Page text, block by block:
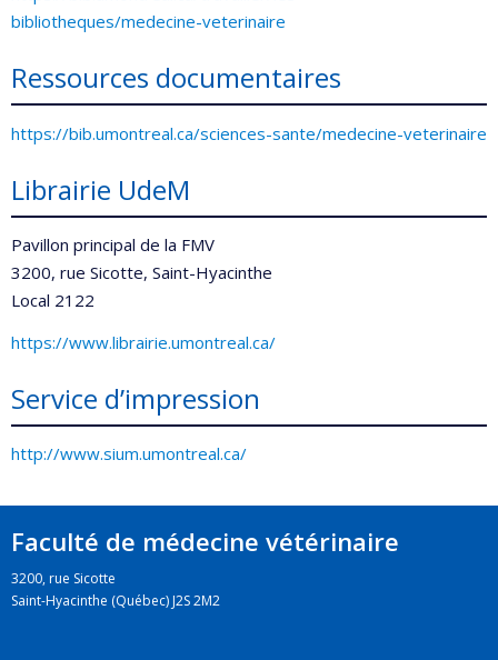
bibliotheques/medecine-veterinaire
Ressources documentaires
https://bib.umontreal.ca/sciences-sante/medecine-veterinaire
Librairie UdeM
Pavillon principal de la FMV
3200, rue Sicotte, Saint-Hyacinthe
Local 2122
https://www.librairie.umontreal.ca/
Service d’impression
http://www.sium.umontreal.ca/
Faculté de médecine vétérinaire
3200, rue Sicotte
Saint-Hyacinthe (Québec) J2S 2M2